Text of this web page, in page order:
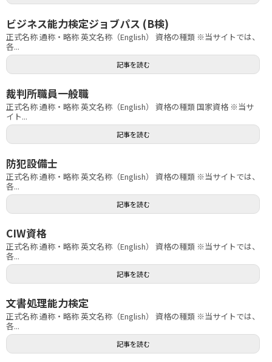
ビジネス能力検定ジョブパス (B検)
正式名称 通称・略称 英文名称（English） 資格の種類 ※当サイトでは、
各...
記事を読む
裁判所職員一般職
正式名称 通称・略称 英文名称（English） 資格の種類 国家資格 ※当サ
イト...
記事を読む
防犯設備士
正式名称 通称・略称 英文名称（English） 資格の種類 ※当サイトでは、
各...
記事を読む
CIW資格
正式名称 通称・略称 英文名称（English） 資格の種類 ※当サイトでは、
各...
記事を読む
文書処理能力検定
正式名称 通称・略称 英文名称（English） 資格の種類 ※当サイトでは、
各...
記事を読む